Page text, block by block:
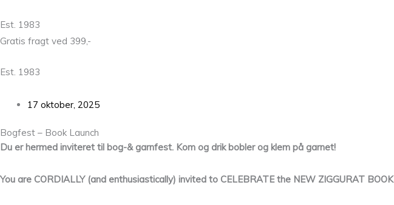
Est. 1983
Gratis fragt ved 399,-
Est. 1983
17 oktober, 2025
Bogfest – Book Launch
Du er hermed inviteret til bog-& garnfest. Kom og drik bobler og klem på garnet!
You are CORDIALLY (and enthusiastically) invited to CELEBRATE the NEW ZIGGURAT BOOK